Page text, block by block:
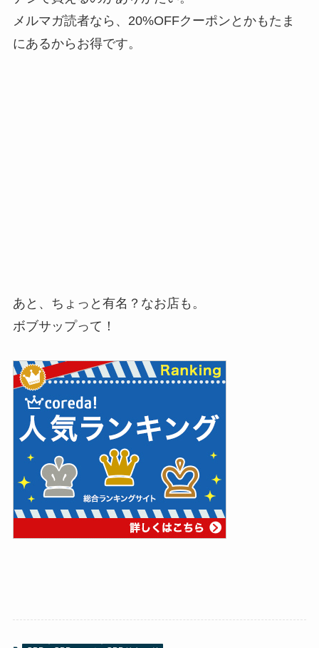
メルマガ読者なら、20%OFFクーポンとかもたま
にあるからお得です。
あと、ちょっと有名？なお店も。
ボブサップって！